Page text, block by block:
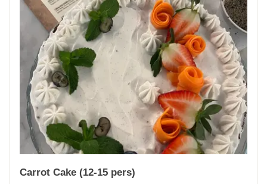
Carrot Cake (12-15 pers)